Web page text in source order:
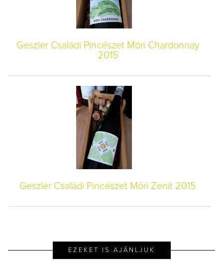
Geszler Családi Pincészet Móri Chardonnay
2015
Geszler Családi Pincészet Móri Zenit 2015
EZEKET IS AJÁNLJUK